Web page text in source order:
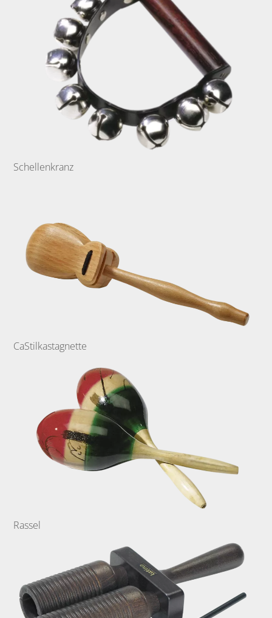
Schellenkranz
CaStilkastagnette
Rassel